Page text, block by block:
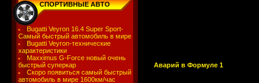
СПОРТИВНЫЕ АВТО
Bugatti Veyron 16.4 Super Sport-
Самый быстрый автомобиль в мире
Bugatti Veyron-технические
характеристики
Maxximus G-Force новый очень
быстрый суперкар
Скоро появиться самый быстрый
автомобиль в мире 1600км/час
Аварий в Формуле 1